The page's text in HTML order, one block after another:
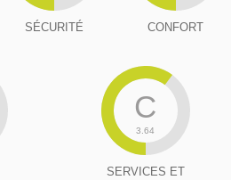
SÉCURITÉ CONFORT
C
3.64
SERVICES ET